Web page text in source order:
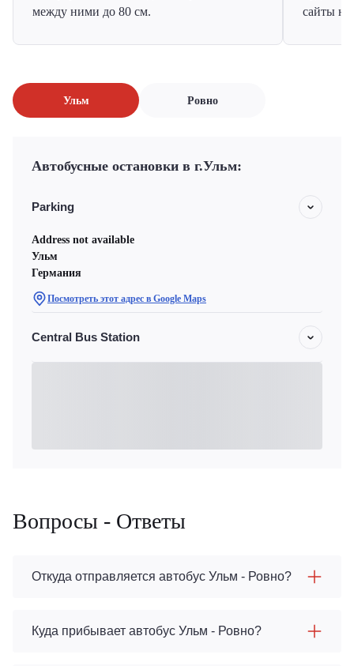
между ними до 80 см.
сайты на
Ульм Ровно
Автобусные остановки в г.Ульм:
Parking
Address not available
Ульм
Германия
Посмотреть этот адрес в Google Maps
Central Bus Station
Вопросы - Ответы
Откуда отправляется автобус Ульм - Ровно?
Куда прибывает автобус Ульм - Ровно?